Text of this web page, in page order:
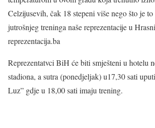
Celzijusevih, čak 18 stepeni više nego što je
jutrošnjeg treninga naše reprezentacije u
reprezentacija.ba
Reprezentatvci BiH će biti smješteni u hotelu
stadiona, a sutra (ponedjeljak) u17,30 sati
Luz” gdje u 18,00 sati imaju trening.